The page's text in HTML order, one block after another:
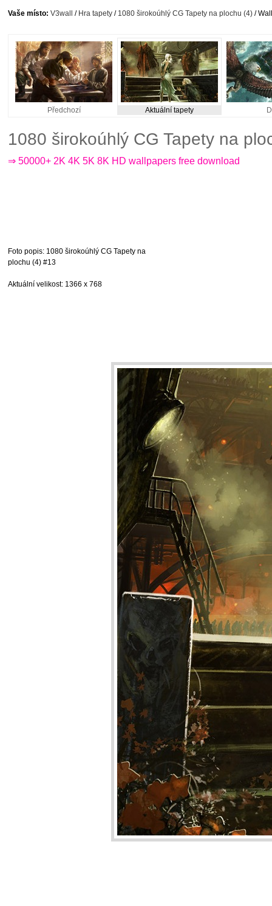
Vaše místo: V3wall / Hra tapety / 1080 širokoúhlý CG Tapety na plochu (4) /
Předchozí Aktuální tapety
1080 širokoúhlý CG Tapety na
⇒ 50000+ 2K 4K 5K 8K HD wallpapers free download
Foto popis: 1080 širokoúhlý CG Tapety na
plochu (4) #13
Aktuální velikost: 1366 x 768